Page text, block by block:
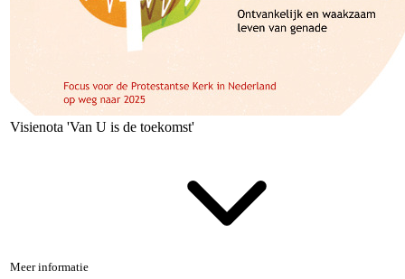
Visienota 'Van U is de toekomst'
Meer informatie